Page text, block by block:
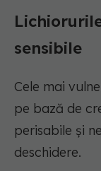
sensibile
Cele mai
pe bază de
perisabile și
deschidere.